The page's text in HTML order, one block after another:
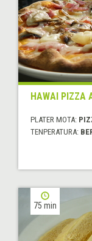
HAWAI PIZZA
PLATER MOTA:
TENPERATURA:
75 min